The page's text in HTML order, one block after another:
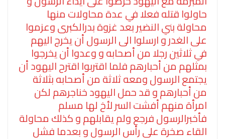
حاولوا قتله فعلا في عدة محاولات منها
محاولة بني النضير بعد غزوة بدرالكبرى وعزموا
على الغدر و ارسلوا الى الرسول أن يخرج اليهم
في ثلاثين رجلا من أصحابه و وعدوا أن يخرجوا
بمثلهم من أحبارهم فلما اقتربوا اقترح اليهود أن
يجتمع الرسول ومعه ثلاثة من أصحابه بثلاثة
من أحبارهم و قد حمل اليهود خناجرهم لكن
امرأة منهم أفشت السر لأخ لها مسلم
فأخبرالرسول فرجع ولم يقابلهم و كذلك محاولة
القاء صخرة على رأس الرسول و بعدما فشل